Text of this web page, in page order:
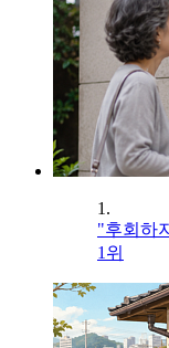
1.
"후회하
1위